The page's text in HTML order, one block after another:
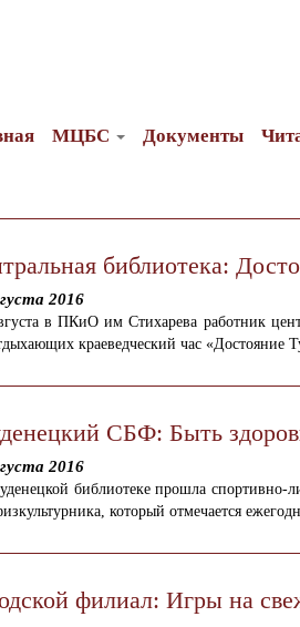
МЦБС Документы
библиотека:
2016
в ПКиО им Стихарева работник
краеведческий час «Достояние
СБФ: Быть
2016
библиотеке прошла спортивно-
который отмечается
филиал: Игры на